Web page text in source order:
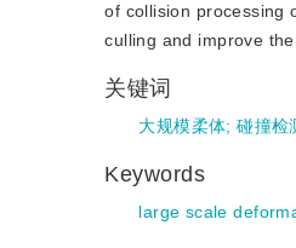
of collision processing
culling and improve
关键词
大规模柔体;碰撞检
Keywords
large scale